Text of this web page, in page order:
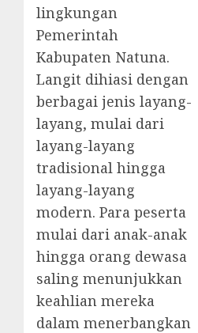
lingkungan
Pemerintah
Kabupaten Natuna.
Langit dihiasi dengan
berbagai jenis layang-
layang, mulai dari
layang-layang
tradisional hingga
layang-layang
modern. Para peserta
mulai dari anak-anak
hingga orang dewasa
saling menunjukkan
keahlian mereka
dalam menerbangkan